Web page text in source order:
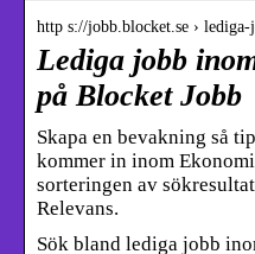
http s://jobb.blocket.se ›
Lediga jobb
på Blocket Jobb
Skapa en bevakning så
kommer in inom
sorteringen av
Relevans.
Sök bland lediga jobb